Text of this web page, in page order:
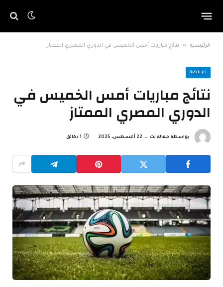
الرئيسية » نتائج مباريات أمس الخميس في الدوري المصري الممتاز
الرياضة
نتائج مباريات أمس الخميس في
الدوري المصري الممتاز
بواسطة مقالة نت 22 أغسطس، 2025 1 دقائق